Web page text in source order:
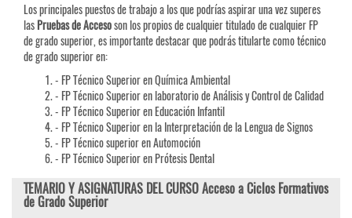
Los principales puestos de trabajo a los que podrías aspirar una vez superes
lasPruebas deAccesoson los propios de cualquier titulado de cualquier FP
de grado superior, es importante destacar que podrás titularte como técnico
de grado superior en:
- FP Técnico Superior en Química Ambiental
- FP Técnico Superior en laboratorio de Análisis y Control de Calidad
- FP Técnico Superior en Educación Infantil
- FP Técnico Superior en la Interpretación de la Lengua de Signos
- FP Técnico superior en Automoción
- FP Técnico Superior en Prótesis Dental
TEMARIO Y ASIGNATURAS DEL CURSO Acceso a Ciclos Formativos
de Grado Superior